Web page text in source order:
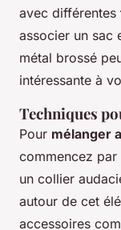
avec différentes
associer un sac
métal brossé
intéressante à
Techniques
Pour mélanger
commencez
un collier
autour de cet
accessoires